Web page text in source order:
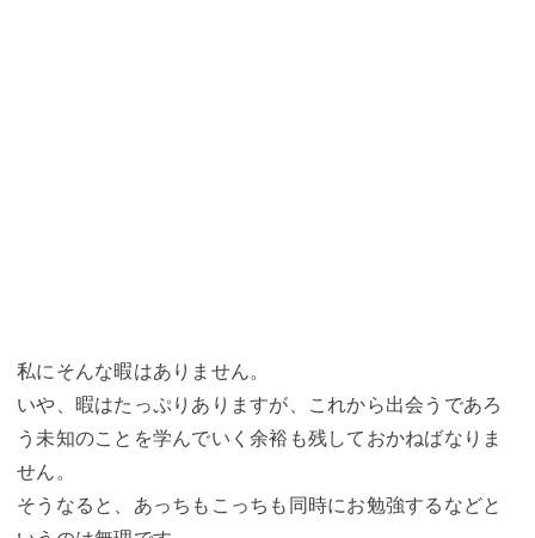
私にそんな暇はありません。
いや、暇はたっぷりありますが、これから出会うであろ
う未知のことを学んでいく余裕も残しておかねばなりま
せん。
そうなると、あっちもこっちも同時にお勉強するなどと